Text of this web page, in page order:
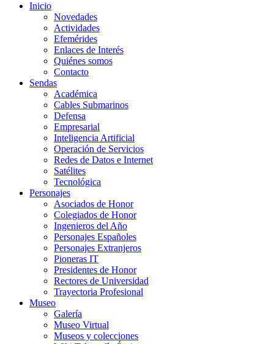
Inicio
Novedades
Actividades
Efemérides
Enlaces de Interés
Quiénes somos
Contacto
Sendas
Académica
Cables Submarinos
Defensa
Empresarial
Inteligencia Artificial
Operación de Servicios
Redes de Datos e Internet
Satélites
Tecnológica
Personajes
Asociados de Honor
Colegiados de Honor
Ingenieros del Año
Personajes Españoles
Personajes Extranjeros
Pioneras IT
Presidentes de Honor
Rectores de Universidad
Trayectoria Profesional
Museo
Galería
Museo Virtual
Museos y colecciones